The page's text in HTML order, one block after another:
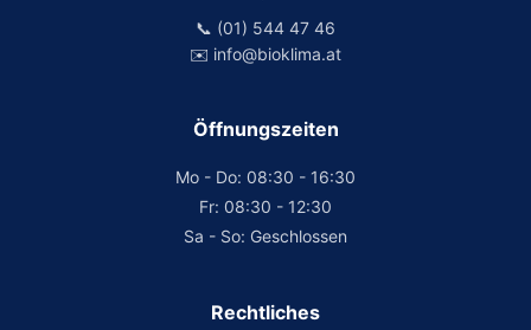
📞 (01) 544 47 46
✉️ info@bioklima.at
Öffnungszeiten
Mo - Do: 08:30 - 16:30
Fr: 08:30 - 12:30
Sa - So: Geschlossen
Rechtliches